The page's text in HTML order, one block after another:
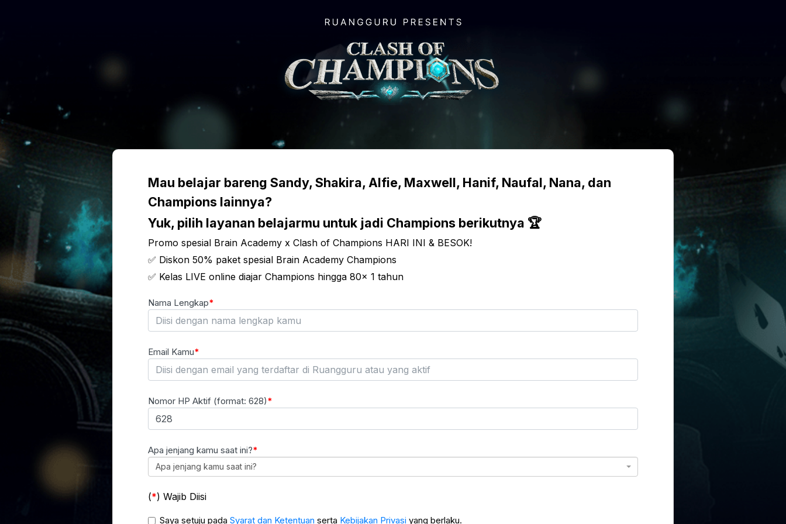
Mau belajar bareng Sandy, Shakira, Alfie, Maxwell, Hanif, Naufal, Nana, dan
Champions lainnya?
Yuk, pilih layanan belajarmu untuk jadi Champions berikutnya 🏆
Promo spesial Brain Academy x Clash of Champions HARI INI & BESOK!
✅ Diskon 50% paket spesial Brain Academy Champions
✅ Kelas LIVE online diajar Champions hingga 80x 1 tahun
Nama Lengkap
Email Kamu
Nomor HP Aktif (format: 628)
Apa jenjang kamu saat ini?
Apa jenjang kamu saat ini?
( ) Wajib Diisi
Saya setuju pada Syarat dan Ketentuan serta Kebijakan Privasi yang berlaku.